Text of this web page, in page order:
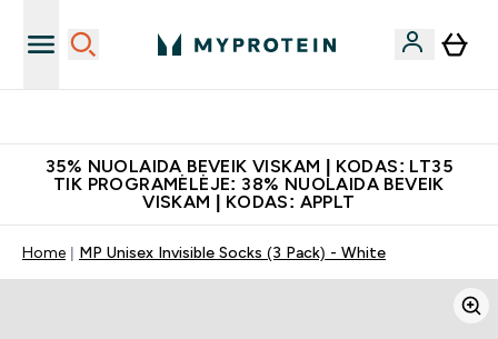
35% NUOLAIDA BEVEIK VISKAM | KODAS: LT35
TIK PROGRAMĖLĖJE: 38% NUOLAIDA BEVEIK
VISKAM | KODAS: APPLT
Home MP Unisex Invisible Socks (3 Pack) - White